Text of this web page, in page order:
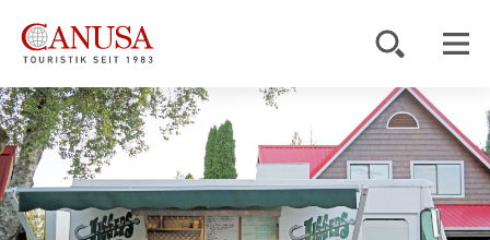
Reiseziele
Reisearten